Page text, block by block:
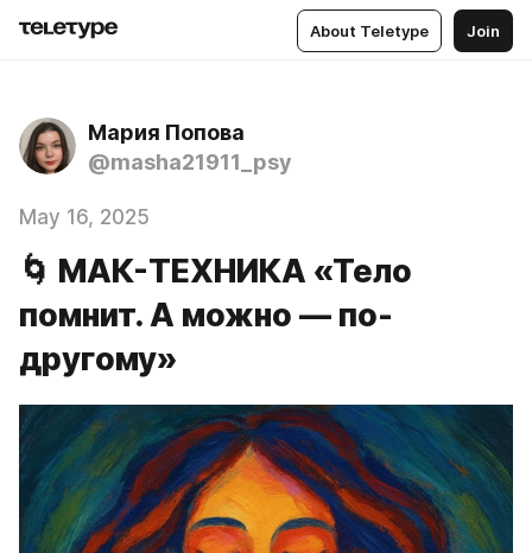
About Teletype Join
Мария Попова
@masha21911_psy
May 16, 2025
🌀 МАК-ТЕХНИКА «Тело
помнит. А можно — по-
другому»